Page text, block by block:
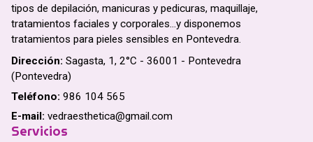
tipos de depilación, manicuras y pedicuras, maquillaje,
tratamientos faciales y corporales...y disponemos
tratamientos para pieles sensibles en Pontevedra.
Dirección: Sagasta, 1, 2°C - 36001 - Pontevedra
(Pontevedra)
Teléfono: 986 104 565
E-mail: vedraesthetica@gmail.com
Servicios